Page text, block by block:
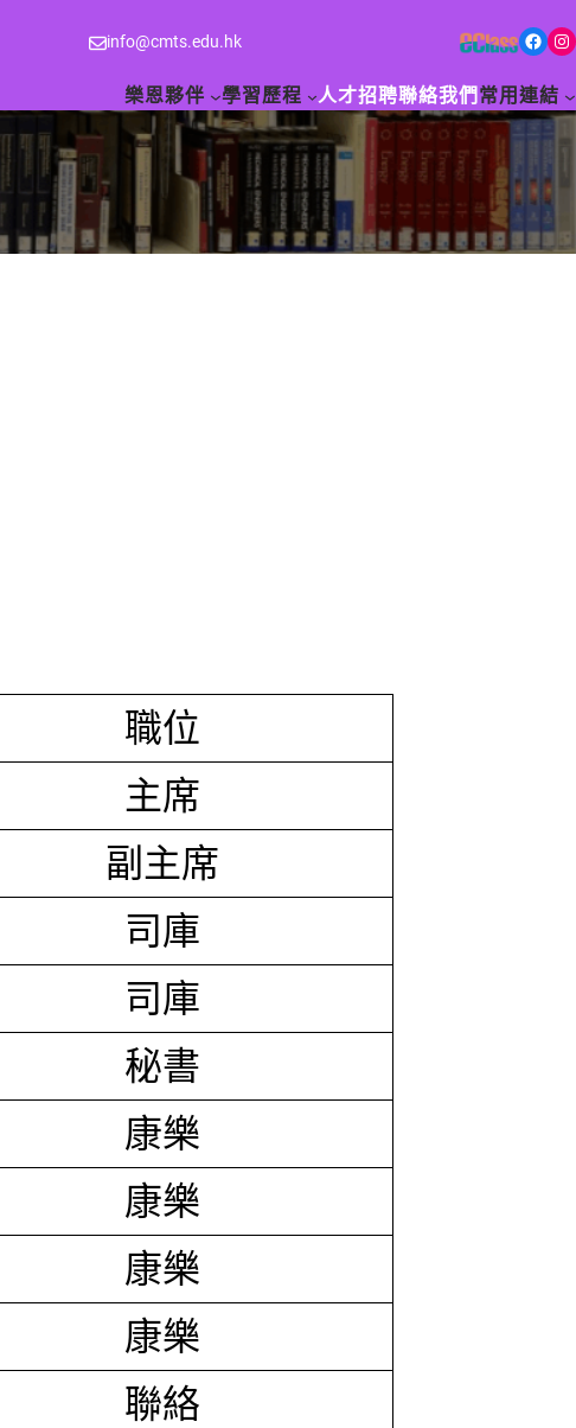
info@cmts.edu.hk Facebook Instagram
樂恩夥伴 學習歷程 人才招聘聯絡我們 常用連結
職位
主席
副主席
司庫
司庫
秘書
康樂
康樂
康樂
康樂
聯絡